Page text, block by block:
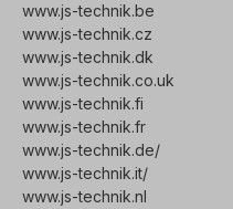
www.js-technik.be
www.js-technik.cz
www.js-technik.dk
www.js-technik.co.uk
www.js-technik.fi
www.js-technik.fr
www.js-technik.de/
www.js-technik.it/
www.js-technik.nl